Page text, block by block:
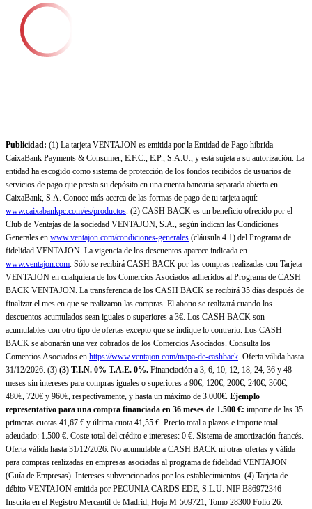
Publicidad: (1) La tarjeta VENTAJON es emitida por la Entidad de Pago híbrida
CaixaBank Payments & Consumer, E.F.C., E.P., S.A.U., y está sujeta a su autorización. La
entidad ha escogido como sistema de protección de los fondos recibidos de usuarios de
servicios de pago que presta su depósito en una cuenta bancaria separada abierta en
CaixaBank, S.A. Conoce más acerca de las formas de pago de tu tarjeta aquí:
www.caixabankpc.com/es/productos. (2) CASH BACK es un beneficio ofrecido por el
Club de Ventajas de la sociedad VENTAJON, S.A., según indican las Condiciones
Generales en www.ventajon.com/condiciones-generales (cláusula 4.1) del Programa de
fidelidad VENTAJON. La vigencia de los descuentos aparece indicada en
www.ventajon.com. Sólo se recibirá CASH BACK por las compras realizadas con Tarjeta
VENTAJON en cualquiera de los Comercios Asociados adheridos al Programa de CASH
BACK VENTAJON. La transferencia de los CASH BACK se recibirá 35 días después de
finalizar el mes en que se realizaron las compras. El abono se realizará cuando los
descuentos acumulados sean iguales o superiores a 3€. Los CASH BACK son
acumulables con otro tipo de ofertas excepto que se indique lo contrario. Los CASH
BACK se abonarán una vez cobrados de los Comercios Asociados. Consulta los
Comercios Asociados en https://www.ventajon.com/mapa-de-cashback. Oferta válida hasta
31/12/2026. (3) (3) T.I.N. 0% T.A.E. 0%. Financiación a 3, 6, 10, 12, 18, 24, 36 y 48
meses sin intereses para compras iguales o superiores a 90€, 120€, 200€, 240€, 360€,
480€, 720€ y 960€, respectivamente, y hasta un máximo de 3.000€. Ejemplo
representativo para una compra financiada en 36 meses de 1.500 €: importe de las 35
primeras cuotas 41,67 € y última cuota 41,55 €. Precio total a plazos e importe total
adeudado: 1.500 €. Coste total del crédito e intereses: 0 €. Sistema de amortización francés.
Oferta válida hasta 31/12/2026. No acumulable a CASH BACK ni otras ofertas y válida
para compras realizadas en empresas asociadas al programa de fidelidad VENTAJON
(Guía de Empresas). Intereses subvencionados por los establecimientos. (4) Tarjeta de
débito VENTAJON emitida por PECUNIA CARDS EDE, S.L.U. NIF B86972346
Inscrita en el Registro Mercantil de Madrid, Hoja M-509721, Tomo 28300 Folio 26.